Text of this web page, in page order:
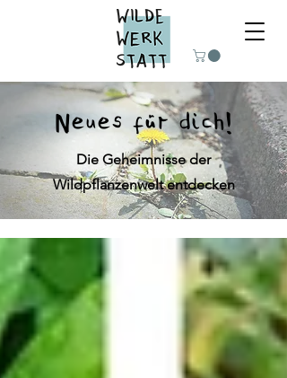
Neues für dich!
Die Geheimnisse der
Wildpflanzenwelt entdecken